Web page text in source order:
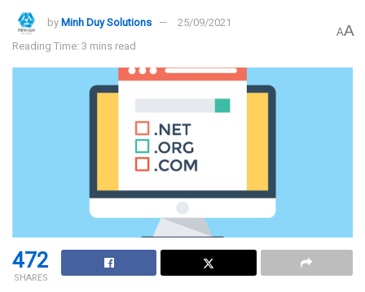
by Minh Duy Solutions
25/09/2021
Reading Time: 3 mins read
AA
472
SHARES